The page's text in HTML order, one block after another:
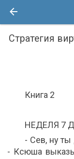
Стратегия
Книга 2
НЕДЕЛЯ 7
- Сев, ну
- Ксюша